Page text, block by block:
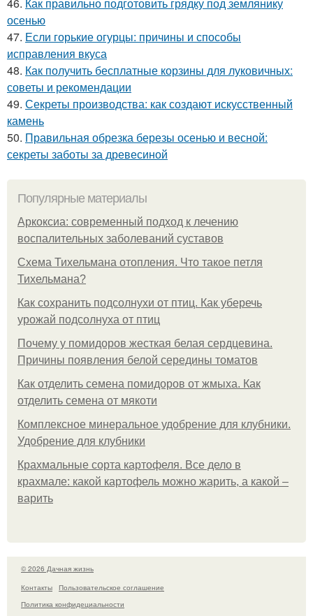
46. Как правильно подготовить грядку под землянику
осенью
47. Если горькие огурцы: причины и способы
исправления вкуса
48. Как получить бесплатные корзины для луковичных:
советы и рекомендации
49. Секреты производства: как создают искусственный
камень
50. Правильная обрезка березы осенью и весной:
секреты заботы за древесиной
Популярные материалы
Аркоксиа: современный подход к лечению
воспалительных заболеваний суставов
Схема Тихельмана отопления. Что такое петля
Тихельмана?
Как сохранить подсолнухи от птиц. Как уберечь
урожай подсолнуха от птиц
Почему у помидоров жесткая белая сердцевина.
Причины появления белой середины томатов
Как отделить семена помидоров от жмыха. Как
отделить семена от мякоти
Комплексное минеральное удобрение для клубники.
Удобрение для клубники
Крахмальные сорта картофеля. Все дело в
крахмале: какой картофель можно жарить, а какой –
варить
© 2026 Дачная жизнь
Контакты
Пользовательское соглашение
Политика конфидециальности